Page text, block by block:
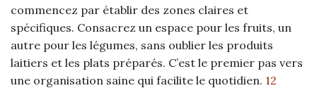
commencez par établir des zones claires et
spécifiques. Consacrez un espace pour les fruits, un
autre pour les légumes, sans oublier les produits
laitiers et les plats préparés. C’est le premier pas vers
une organisation saine qui facilite le quotidien. 12